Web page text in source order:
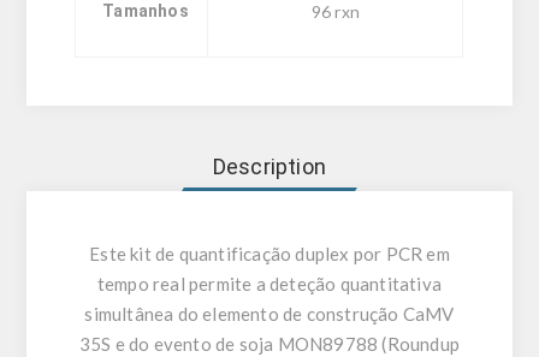
Tamanhos 96 rxn
Description
Este kit de quantificação duplex por PCR em
tempo real permite a deteção quantitativa
simultânea do elemento de construção CaMV
35S e do evento de soja MON89788 (Roundup